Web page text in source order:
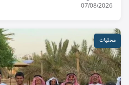
07/08/2026
محليات